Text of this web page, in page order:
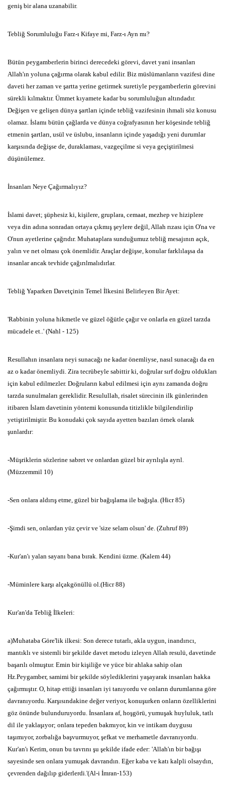
geniş bir alana uzanabilir.
Tebliğ Sorumluluğu Farz-ı Kifaye mi, Farz-ı Ayn mı?
Bütün peygamberlerin birinci derecedeki görevi, davet yani insanları
Allah'ın yoluna çağırma olarak kabul edilir. Biz müslümanların vazifesi dine
daveti her zaman ve şartta yerine getirmek suretiyle peygamberlerin görevini
sürekli kılmaktır. Ümmet kıyamete kadar bu sorumluluğun altındadır.
Değişen ve gelişen dünya şartları içinde tebliğ vazifesinin ihmali söz konusu
olamaz. İslamı bütün çağlarda ve dünya coğrafyasının her köşesinde tebliğ
etmenin şartları, usül ve üslubu, insanların içinde yaşadığı yeni durumlar
karşısında değişse de, duraklaması, vazgeçilme si veya geçiştirilmesi
düşünülemez.
İnsanları Neye Çağırmalıyız?
İslami davet; şüphesiz ki, kişilere, gruplara, cemaat, mezhep ve hiziplere
veya din adına sonradan ortaya çıkmış şeylere değil,Allah rızası için O'na ve
O'nun ayetlerine çağrıdır. Muhataplara sunduğumuz tebliğ mesajının açık,
yalın ve net olması çok önemlidir.Araçlar değişse, konular farklılaşsa da
insanlar ancak tevhide çağırılmalıdırlar.
Tebliğ Yaparken Davetçinin Temel İlkesini Belirleyen Bir Ayet:
'Rabbinin yoluna hikmetle ve güzel öğütle çağır ve onlarla en güzel tarzda
mücadele et..' (Nahl - 125)
Resullahın insanlara neyi sunacağı ne kadar önemliyse, nasıl sunacağı da en
az o kadar önemliydi. Zira tecrübeyle sabittir ki, doğrular sırf doğru oldukları
için kabul edilmezler. Doğruların kabul edilmesi için aynı zamanda doğru
tarzda sunulmaları gereklidir. Resulullah, risalet sürecinin ilk günlerinden
itibaren İslam davetinin yöntemi konusunda titizlikle bilgilendirilip
yetiştirilmiştir. Bu konudaki çok sayıda ayetten bazıları örnek olarak
şunlardır:
-Müşriklerin sözlerine sabret ve onlardan güzel bir ayrılışla ayrıl.
(Müzzemmil 10)
-Sen onlara aldırış etme, güzel bir bağışlama ile bağışla. (Hicr 85)
-Şimdi sen, onlardan yüz çevir ve 'size selam olsun' de. (Zuhruf 89)
-Kur'an'ı yalan sayanı bana bırak. Kendini üzme. (Kalem 44)
-Müminlere karşı alçakgönüllü ol.(Hicr 88)
Kur'an'da Tebliğ İlkeleri:
a)Muhataba Göre'lik ilkesi: Son derece tutarlı, akla uygun, inandırıcı,
mantıklı ve sistemli bir şekilde davet metodu izleyenAllah resulü, davetinde
başarılı olmuştur. Emin bir kişiliğe ve yüce bir ahlaka sahip olan
Hz.Peygamber, samimi bir şekilde söylediklerini yaşayarak insanları hakka
çağırmıştır. O, hitap ettiği insanları iyi tanıyordu ve onların durumlarına göre
davranıyordu. Karşısındakine değer veriyor, konuşurken onların özelliklerini
göz önünde bulunduruyordu. İnsanlara af, hoşgörü, yumuşak huyluluk, tatlı
dil ile yaklaşıyor; onlara tepeden bakmıyor, kin ve intikam duygusu
taşımıyor, zorbalığa başvurmuyor, şefkat ve merhametle davranıyordu.
Kur'an'ı Kerim, onun bu tavrını şu şekilde ifade eder: 'Allah'ın bir bağışı
sayesinde sen onlara yumuşak davrandın. Eğer kaba ve katı kalpli olsaydın,
çevrenden dağılıp giderlerdi.'(Al-i İmran-153)